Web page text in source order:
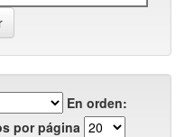
En orden:
por página